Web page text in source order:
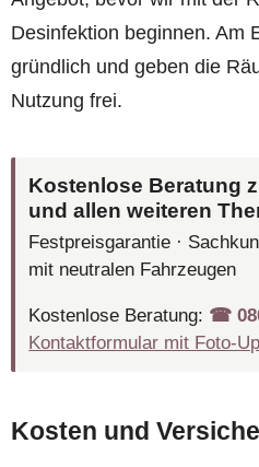
Desinfektion beginnen. Am
gründlich und geben die
Nutzung frei.
Kostenlose Beratung
und allen weiteren
Festpreisgarantie ·
mit neutralen Fahrzeugen
Kostenlose Beratung: ☎︎
Kontaktformular mit Foto-
Kosten und